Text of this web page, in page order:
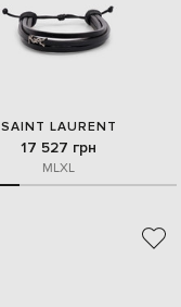
SAINT LAURENT
17 527 грн
MLXL